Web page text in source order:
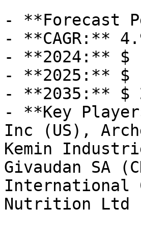
- **Forecast
- **CAGR:**
- **2024:**
- **2025:**
- **2035:**
- **Key
Inc (US),
Kemin
Givaudan SA
International
Nutrition Ltd